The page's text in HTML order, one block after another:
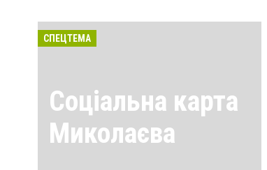
СПЕЦТЕМА
Соціальна карта
Миколаєва